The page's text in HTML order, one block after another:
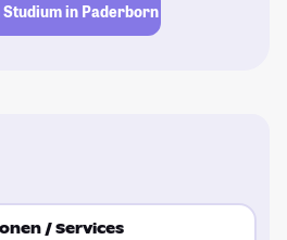
in Paderborn
/ Services